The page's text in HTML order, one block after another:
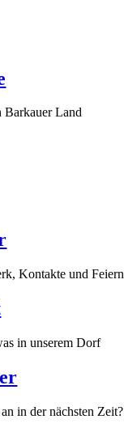
Barkauer Land
Kontakte und Feiern
in unserem Dorf
in der nächsten Zeit?